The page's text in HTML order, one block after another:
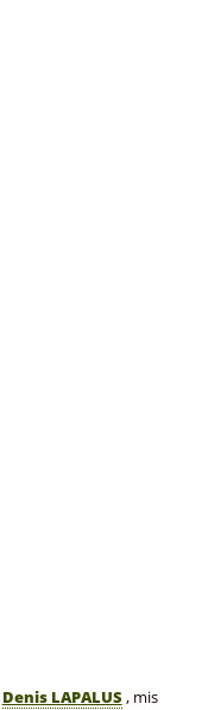
Denis LAPALUS , mis